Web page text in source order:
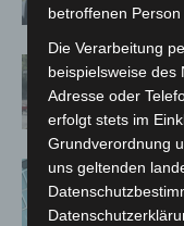
betroffenen Person
Die Verarbeitung
beispielsweise des
Adresse oder
erfolgt stets im
Grundverordnung
uns geltenden